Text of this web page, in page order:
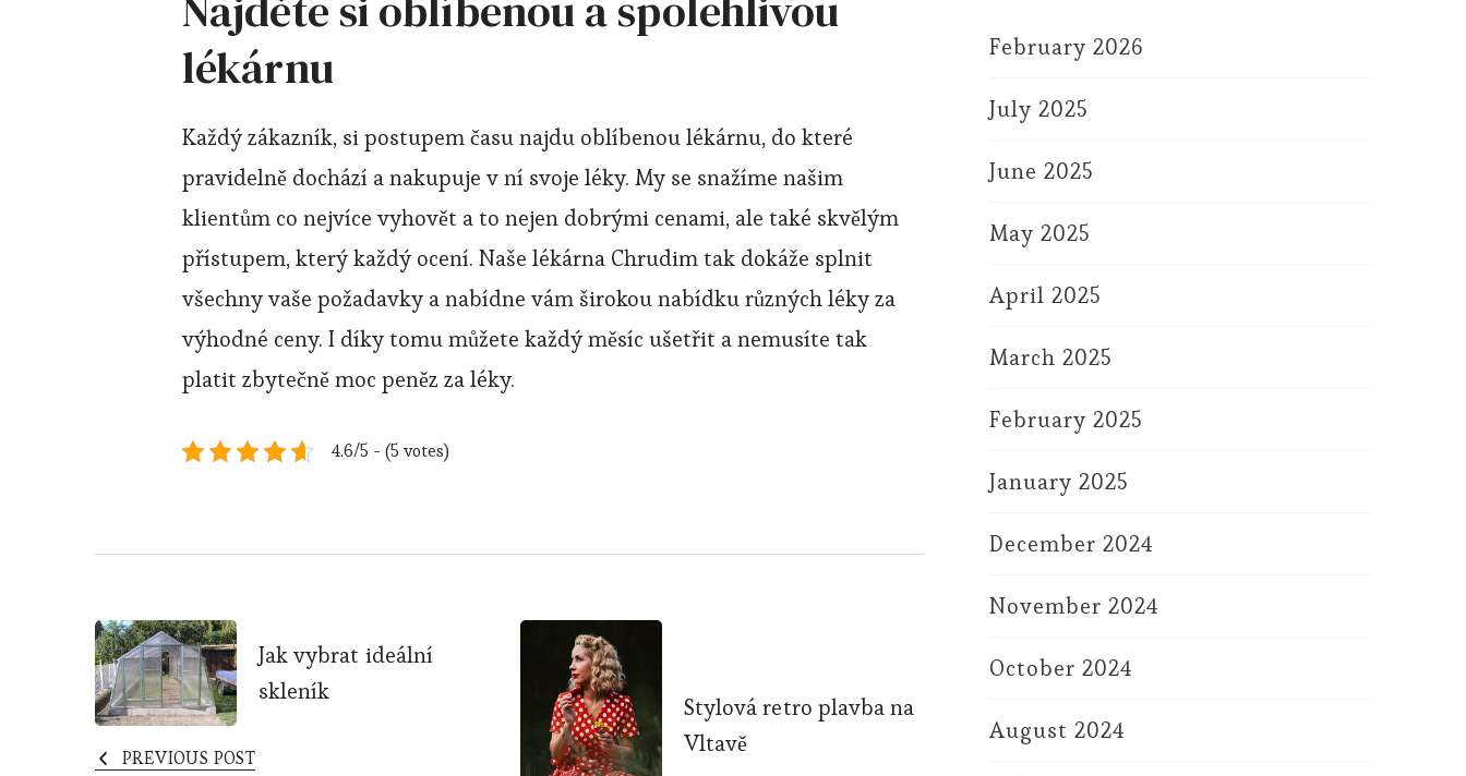
lékárnu
Každý zákazník, si postupem času najdu oblíbenou lékárnu, do které
pravidelně dochází a nakupuje v ní svoje léky. My se snažíme našim
klientům co nejvíce vyhovět a to nejen dobrými cenami, ale také skvělým
přístupem, který každý ocení. Naše lékárna Chrudimtak dokáže splnit
všechny vaše požadavky a nabídne vám širokou nabídku různých léky za
výhodné ceny. I díky tomu můžete každý měsíc ušetřit a nemusíte tak
platit zbytečně moc peněz za léky.
4.6/5 - (5 votes)
Post
Navigation
Jak vybrat ideální
skleník
PREVIOUS POST
Stylová retro plavba na
Vltavě
February 2026
July 2025
June 2025
May 2025
April 2025
March 2025
February 2025
January 2025
December 2024
November 2024
October 2024
August 2024